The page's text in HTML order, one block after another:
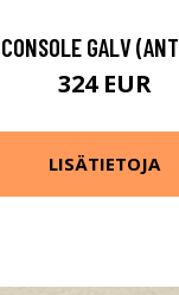
GALV
324 EUR
LISÄTIETOJA